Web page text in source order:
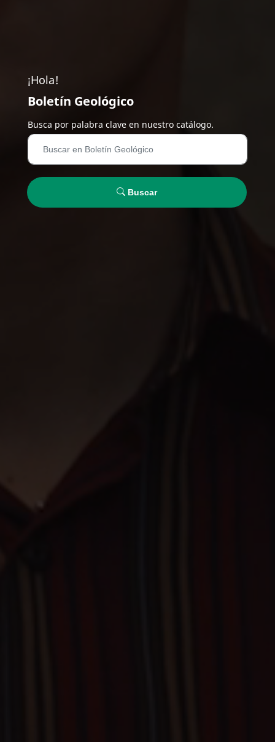
¡Hola!
Boletín Geológico
Busca por palabra clave en nuestro catálogo.
Buscar